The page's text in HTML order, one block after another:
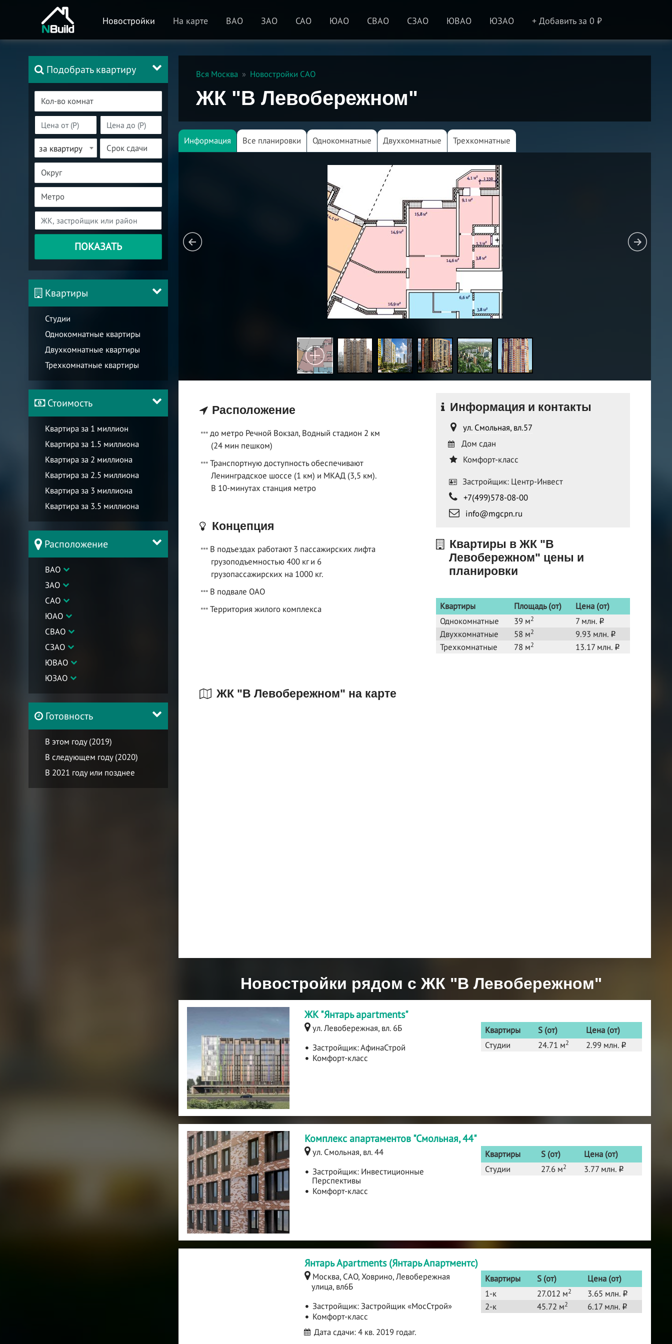
Новостройки На карте ВАО ЗАО САО ЮАО СВАО СЗАО ЮВАО ЮЗАО + Добавить за 0 ₽
Подобрать квартиру
за квартиру
ПОКАЗАТЬ
Квартиры
Студии
Однокомнатные квартиры
Двухкомнатные квартиры
Трехкомнатные квартиры
Стоимость
Квартира за 1 миллион
Квартира за 1.5 миллиона
Квартира за 2 миллиона
Квартира за 2.5 миллиона
Квартира за 3 миллиона
Квартира за 3.5 миллиона
Расположение
ВАО
ЗАО
САО
ЮАО
СВАО
СЗАО
ЮВАО
ЮЗАО
Готовность
В этом году (2019)
В следующем году (2020)
В 2021 году или позднее
Вся Москва Новостройки САО
ЖК "В Левобережном"
Информация Все планировки Однокомнатные Двухкомнатные Трехкомнатные
Расположение
до метро Речной Вокзал, Водный стадион 2 км
(24 мин пешком)
Транспортную доступность обеспечивают
Ленинградское шоссе (1 км) и МКАД (3,5 км).
В 10-минутах станция метро
Концепция
В подъездах работают 3 пассажирских лифта
грузоподъемностью 400 кг и 6
грузопассажирских на 1000 кг.
В подвале ОАО
Территория жилого комплекса
Информация и контакты
ул. Смольная, вл.57
Дом сдан
Комфорт-класс
Застройщик: Центр-Инвест
+7(499)578-08-00
info@mgcpn.ru
Квартиры в ЖК "В
Левобережном" цены и
планировки
Квартиры Площадь (от)
Цена (от)
Однокомнатные
39 м2 7 млн. o
Двухкомнатные 58 м2 9.93 млн. o
Трехкомнатные 78 м2 13.17 млн. o
ЖК "В Левобережном" на карте
Новостройки рядом с ЖК "В Левобережном"
ЖК "Янтарь apartments"
ул. Левобережная, вл. 6Б
Застройщик:АфинаСтрой
Комфорт-класс
Квартиры S (от)
Цена (от)
Студии
24.71 м2 2.99 млн. o
Комплекс апартаментов "Смольная, 44"
ул. Смольная, вл. 44
Застройщик: Инвестиционные
Перспективы
Комфорт-класс
Квартиры S (от)
Цена (от)
Студии
27.6 м2 3.77 млн. o
Янтарь Apartments (Янтарь Апартментс)
Москва, САО, Ховрино, Левобережная
улица, вл6Б
Застройщик:Застройщик «МосСтрой»
Комфорт-класс
Дата сдачи: 4 кв. 2019 годаг.
Квартиры S (от)
Цена (от)
1-к
27.012 м2 3.65 млн. o
2-к 45.72 м2 6.17 млн. o